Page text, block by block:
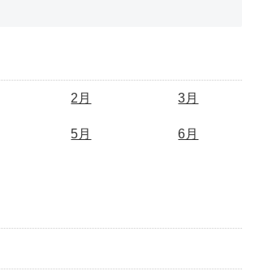
2月 3月
5月 6月